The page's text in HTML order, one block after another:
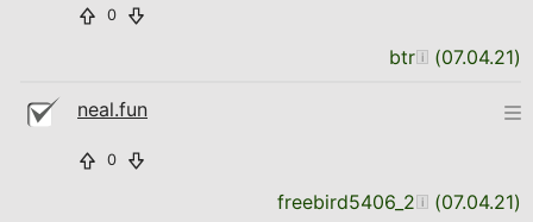
0
btr (07.04.21)
neal.fun
0
freebird5406_2 (07.04.21)